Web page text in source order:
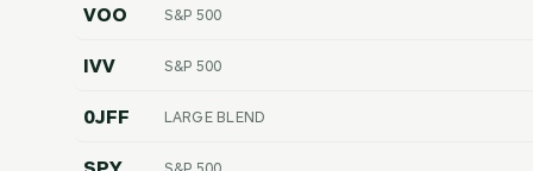
VOO S&P 500
IVV S&P 500
0JFF LARGE BLEND
S&P 500